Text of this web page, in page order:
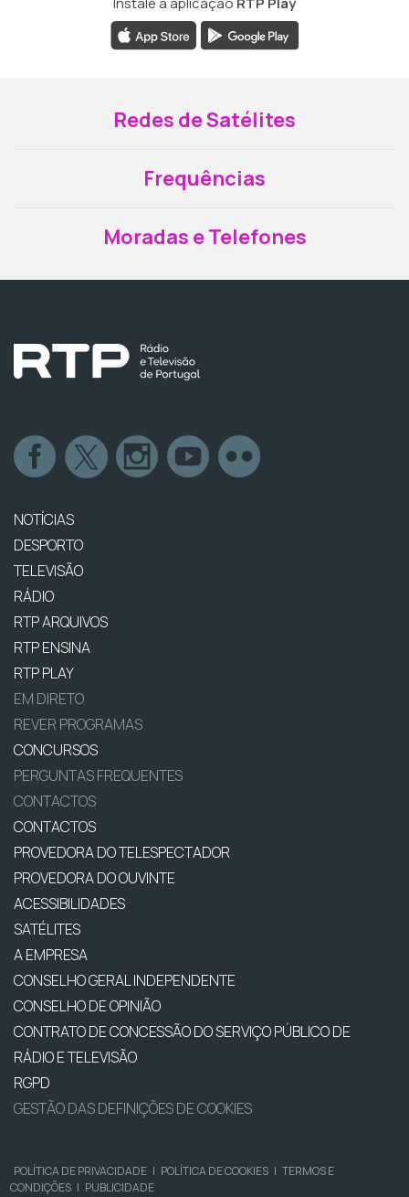
Redes de Satélites
Frequências
Moradas e Telefones
NOTÍCIAS
DESPORTO
TELEVISÃO
RÁDIO
RTP ARQUIVOS
RTP ENSINA
RTP PLAY
EM DIRETO
REVER PROGRAMAS
CONCURSOS
PERGUNTAS FREQUENTES
CONTACTOS
CONTACTOS
PROVEDORA DO TELESPECTADOR
PROVEDORA DO OUVINTE
ACESSIBILIDADES
SATÉLITES
A EMPRESA
CONSELHO GERAL INDEPENDENTE
CONSELHO DE OPINIÃO
CONTRATO DE CONCESSÃO DO SERVIÇO PÚBLICO DE
RÁDIO E TELEVISÃO
RGPD
GESTÃO DAS DEFINIÇÕES DE COOKIES
POLÍTICA DE PRIVACIDADE | POLÍTICA DE COOKIES | TERMOS E
CONDIÇÕES | PUBLICIDADE